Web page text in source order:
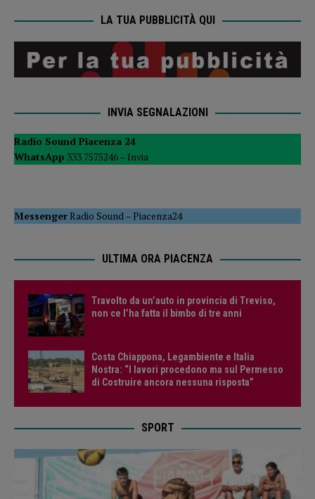
LA TUA PUBBLICITÀ QUI
INVIA SEGNALAZIONI
Radio Sound Piacenza 24
WhatsApp 333 7575246 – Invia
MessengerRadio Sound –Piacenza24
ULTIMA ORA PIACENZA
Travolto da un’auto in provincia di Treviso,
non ce l’ha fatta il bimbo di tre anni
Costa Chiappona, Legambiente e Italia
Nostra: “I lavori procedono ma sul Permesso
di Costruire ancora nessuna risposta”
SPORT